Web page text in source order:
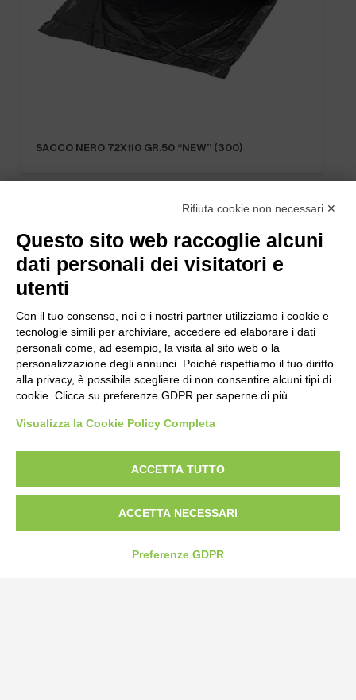
SACCO NERO 72X110 GR.50 “NEW” (300)
Bogliano Srl
Borgo San Martino 44, 12060 Pocapaglia CN
Tel:0172-478161
Fax: 0172-487399
Rifiuta cookie non necessari ✕
Questo sito web raccoglie alcuni
dati personali dei visitatori e
utenti
Con il tuo consenso, noi e i nostri partner utilizziamo i cookie e
tecnologie simili per archiviare, accedere ed elaborare i dati
personali come, ad esempio, la visita al sito web o la
personalizzazione degli annunci. Poiché rispettiamo il tuo diritto
alla privacy, è possibile scegliere di non consentire alcuni tipi di
cookie. Clicca su preferenze GDPR per saperne di più.
Visualizza la Cookie Policy Completa
ACCETTA TUTTO
ACCETTA NECESSARI
Preferenze GDPR